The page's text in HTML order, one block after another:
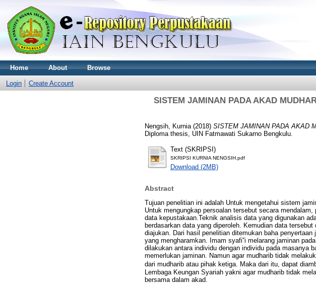
Home About Browse
Login Create Account
SISTEM JAMINAN PADA AKAD
Nengsih, Kurnia (2018) SISTEM JAMINAN PADA AKAD
Diploma thesis, UIN Fatmawati Sukarno Bengkulu.
Text (SKRIPSI)
SKRIPSI KURNIA NENGSIH.pdf
Download (2MB)
Abstract
Tujuan penelitian ini adalah Untuk mengetahui sistem
Untuk mengungkap persoalan tersebut secara
data kepustakaan.Teknik analisis data yang digunakan
berdasarkan data yang diperoleh. Kemudian data
diajukan. Dari hasil penelitian ditemukan baha
yang mengharamkan. Imam syafi‟i melarang jaminan
dilakukan antara individu dengan individu pada masanya
memerlukan jaminan. Namun agar mudharib tidak
dari mudharib atau pihak ketiga. Maka dari itu, dapat
Lembaga Keungan Syariah yakni agar mudharib tidak
bersama dalam akad.